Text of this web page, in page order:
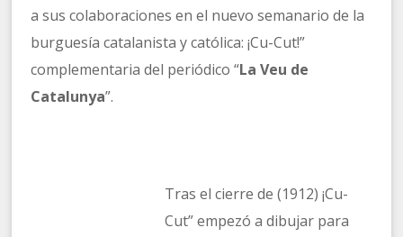
a sus colaboraciones en el nuevo semanario de la
burguesía catalanista y católica: ¡Cu-Cut!”
complementaria del periódico “La Veu de
Catalunya”.
Tras el cierre de (1912) ¡Cu-
Cut” empezó a dibujar para